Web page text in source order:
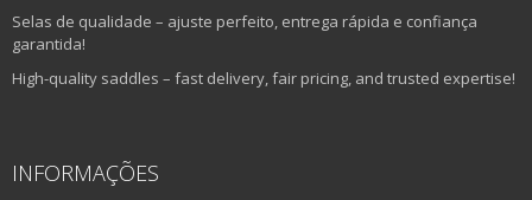
Selas de qualidade – ajuste perfeito, entrega rápida e confiança
garantida!
High-quality saddles – fast delivery, fair pricing, and trusted expertise!
INFORMAÇÕES